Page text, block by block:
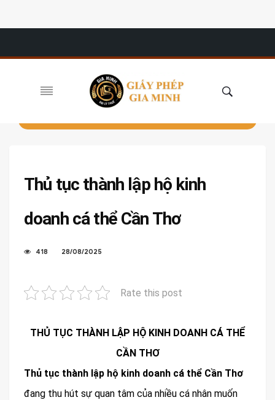
Thủ tục thành lập hộ kinh
doanh cá thể Cần Thơ
418 28/08/2025
Rate this post
THỦ TỤC THÀNH LẬP HỘ KINH DOANH CÁ THỂ
CẦN THƠ
Thủ tục thành lập hộ kinh doanh cá thể Cần Thơ
đang thu hút sự quan tâm của nhiều cá nhân muốn